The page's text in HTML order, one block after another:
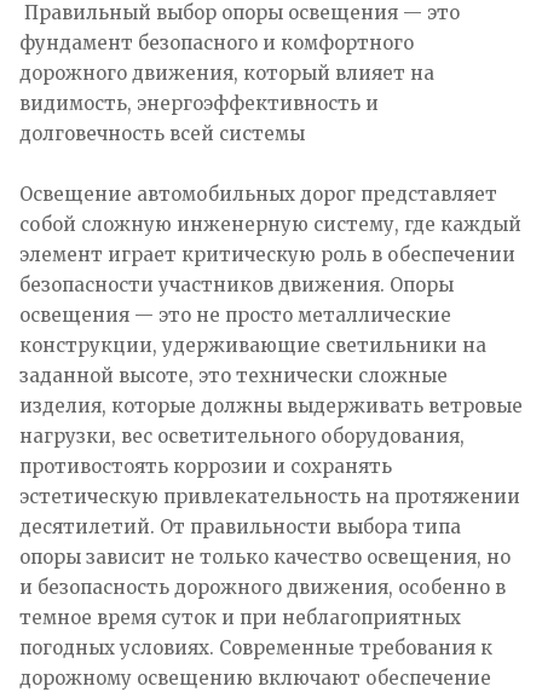
Правильный выбор опоры освещения — это
фундамент безопасного и комфортного
дорожного движения, который влияет на
видимость, энергоэффективность и
долговечность всей системы
Освещение автомобильных дорог представляет
собой сложную инженерную систему, где каждый
элемент играет критическую роль в обеспечении
безопасности участников движения. Опоры
освещения — это не просто металлические
конструкции, удерживающие светильники на
заданной высоте, это технически сложные
изделия, которые должны выдерживать ветровые
нагрузки, вес осветительного оборудования,
противостоять коррозии и сохранять
эстетическую привлекательность на протяжении
десятилетий. От правильности выбора типа
опоры зависит не только качество освещения, но
и безопасность дорожного движения, особенно в
темное время суток и при неблагоприятных
погодных условиях. Современные требования к
дорожному освещению включают обеспечение